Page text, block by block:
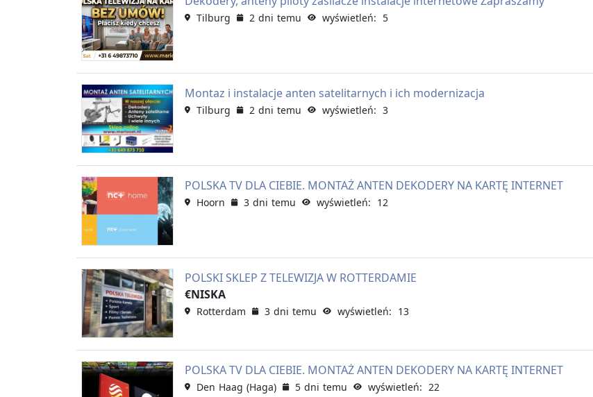
Tilburg 2 dni temu wyświetleń: 5
Montaz i instalacje anten satelitarnych i ich modernizacja
Tilburg 2 dni temu wyświetleń: 3
POLSKA TV DLA CIEBIE. MONTAŻ ANTEN DEKODERY NA KARTĘ INTERNET
Hoorn 3 dni temu wyświetleń: 12
POLSKI SKLEP Z TELEWIZJA W ROTTERDAMIE
€NISKA
Rotterdam 3 dni temu wyświetleń: 13
POLSKA TV DLA CIEBIE. MONTAŻ ANTEN DEKODERY NA KARTĘ INTERNET
Den Haag (Haga) 5 dni temu wyświetleń: 22